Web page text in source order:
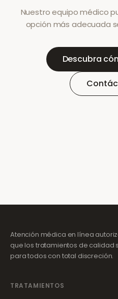
Nuestro equipo médico
opción más adecuada
Descubra
Atención médica en línea
que los tratamientos de calidad
para todos con total discreción.
TRATAMIENTOS